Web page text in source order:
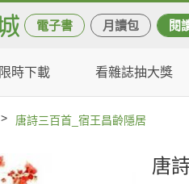
電子書 月讀包 閱
限時下載 看雜誌抽大獎
> 唐詩三百首_宿王昌齡隱居
唐